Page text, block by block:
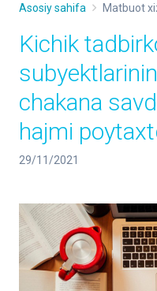
Asosiy sahifa Matbuot
Kichik
chakana
hajmi
29/11/2021